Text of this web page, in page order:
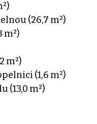
(26,7 m²)
m²)
m²)
(1,6 m²)
(13,0 m²)